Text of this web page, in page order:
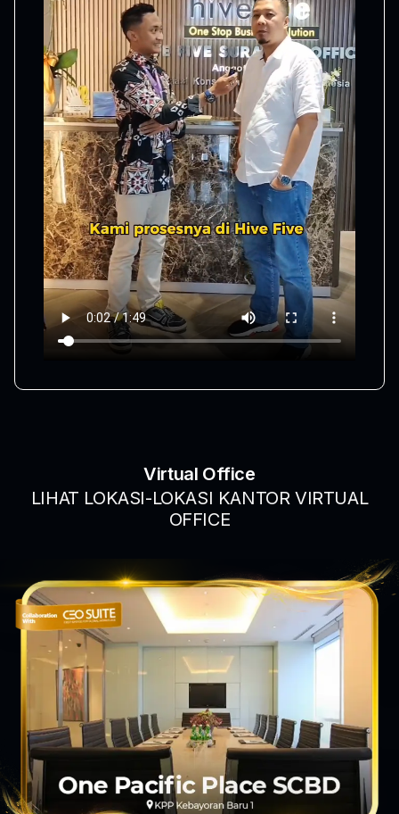
Virtual Office
LIHAT LOKASI-LOKASI KANTOR VIRTUAL
OFFICE